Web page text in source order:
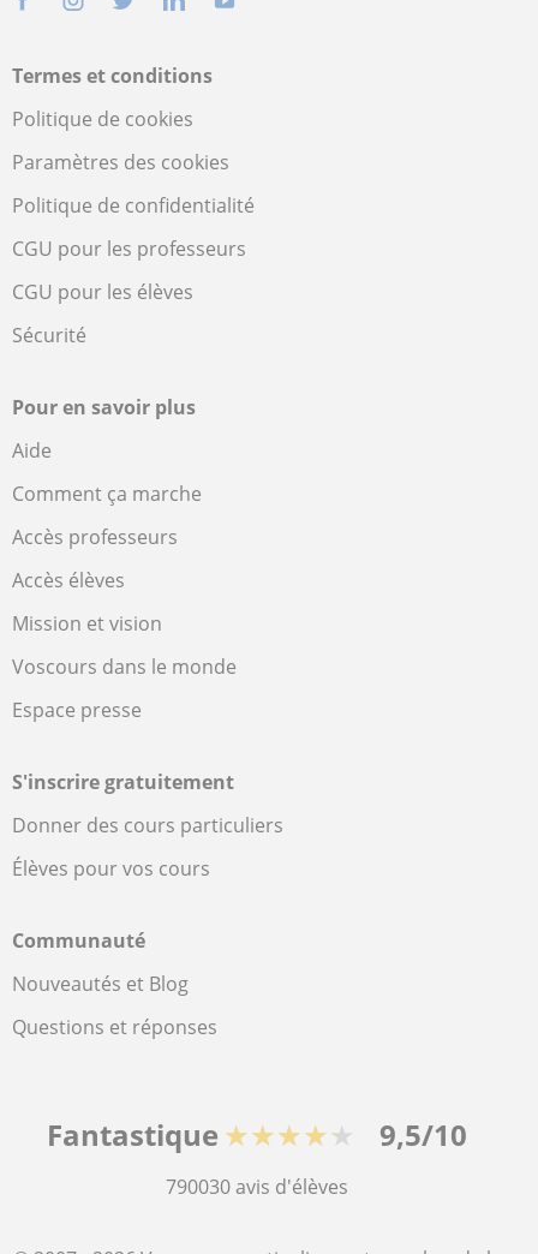
Termes et conditions
Politique de cookies
Paramètres des cookies
Politique de confidentialité
CGU pour les professeurs
CGU pour les élèves
Sécurité
Pour en savoir plus
Aide
Comment ça marche
Accès professeurs
Accès élèves
Mission et vision
Voscours dans le monde
Espace presse
S'inscrire gratuitement
Donner des cours particuliers
Élèves pour vos cours
Communauté
Nouveautés et Blog
Questions et réponses
Fantastique ★★★★★ 9,5/10
790030avis d'élèves